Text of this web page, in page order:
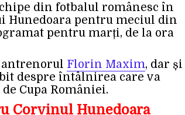
din fotbalul românesc în
Hunedoara pentru meciul din
pentru marți, de la ora
antrenorul Florin Maxim, dar și
despre întâlnirea care va
Cupa României.
Corvinul Hunedoara